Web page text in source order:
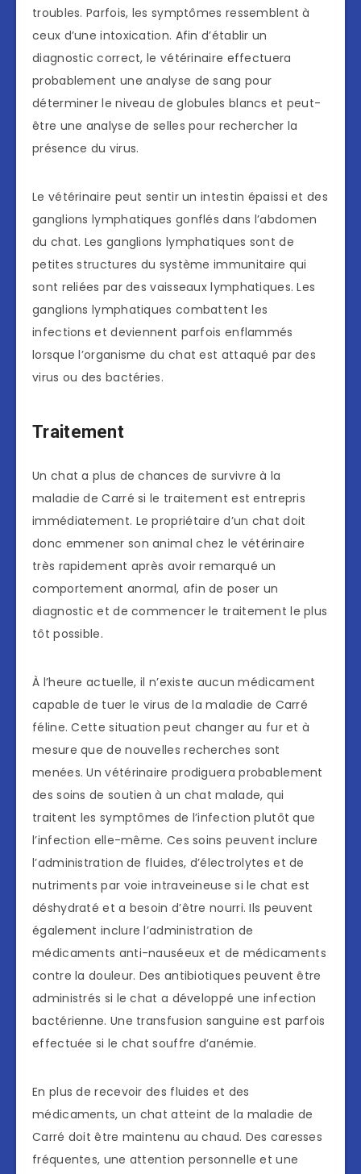
troubles. Parfois, les symptômes ressemblent à
ceux d’une intoxication. Afin d’établir un
diagnostic correct, le vétérinaire effectuera
probablement une analyse de sang pour
déterminer le niveau de globules blancs et peut-
être une analyse de selles pour rechercher la
présence du virus.
Le vétérinaire peut sentir un intestin épaissi et des
ganglions lymphatiques gonflés dans l’abdomen
du chat. Les ganglions lymphatiques sont de
petites structures du système immunitaire qui
sont reliées par des vaisseaux lymphatiques. Les
ganglions lymphatiques combattent les
infections et deviennent parfois enflammés
lorsque l’organisme du chat est attaqué par des
virus ou des bactéries.
Traitement
Un chat a plus de chances de survivre à la
maladie de Carré si le traitement est entrepris
immédiatement. Le propriétaire d’un chat doit
donc emmener son animal chez le vétérinaire
très rapidement après avoir remarqué un
comportement anormal, afin de poser un
diagnostic et de commencer le traitement le plus
tôt possible.
À l’heure actuelle, il n’existe aucun médicament
capable de tuer le virus de la maladie de Carré
féline. Cette situation peut changer au fur et à
mesure que de nouvelles recherches sont
menées. Un vétérinaire prodiguera probablement
des soins de soutien à un chat malade, qui
traitent les symptômes de l’infection plutôt que
l’infection elle-même. Ces soins peuvent inclure
l’administration de fluides, d’électrolytes et de
nutriments par voie intraveineuse si le chat est
déshydraté et a besoin d’être nourri. Ils peuvent
également inclure l’administration de
médicaments anti-nauséeux et de médicaments
contre la douleur. Des antibiotiques peuvent être
administrés si le chat a développé une infection
bactérienne. Une transfusion sanguine est parfois
effectuée si le chat souffre d’anémie.
En plus de recevoir des fluides et des
médicaments, un chat atteint de la maladie de
Carré doit être maintenu au chaud. Des caresses
fréquentes, une attention personnelle et une